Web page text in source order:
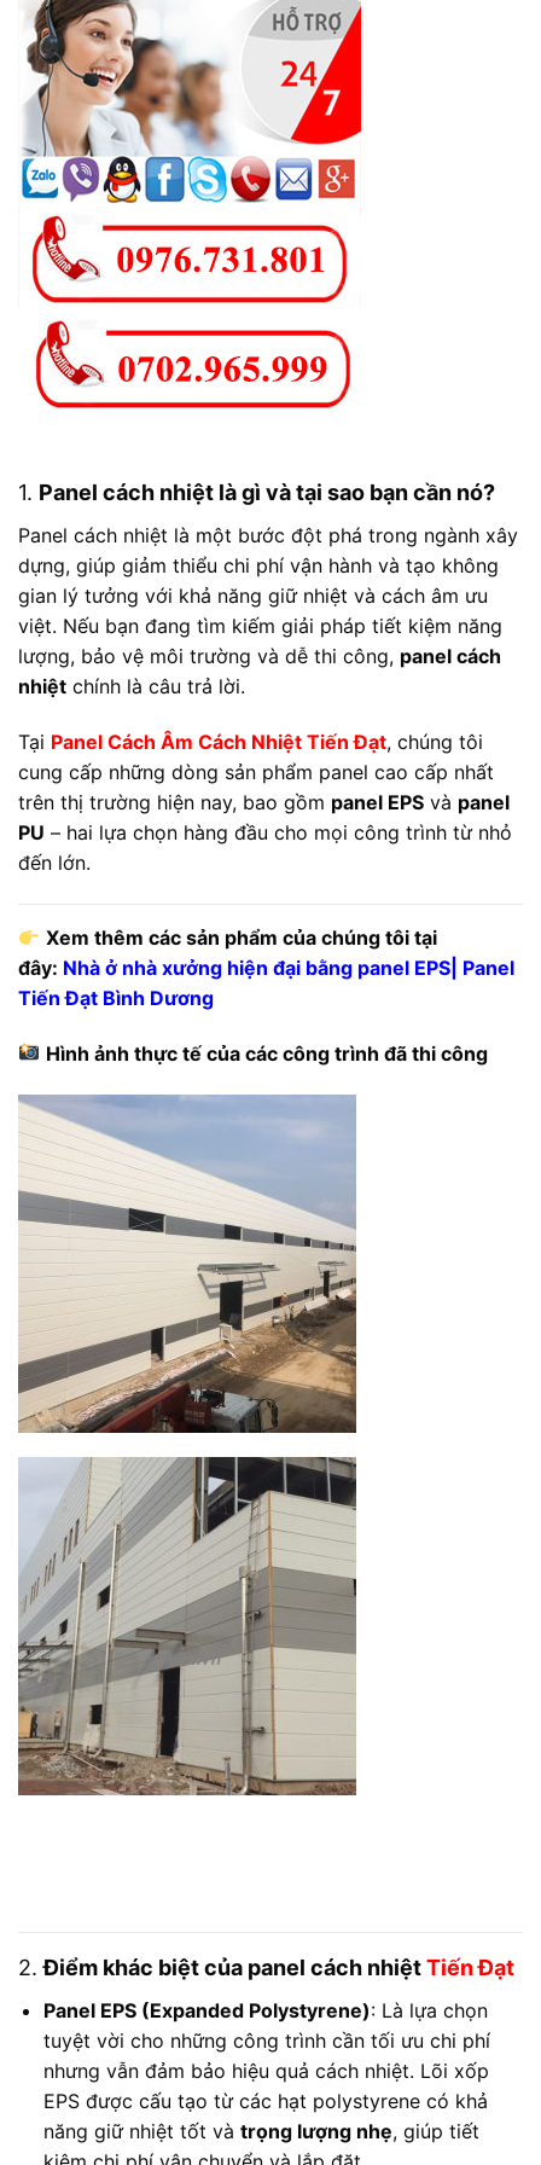
1. Panel cách nhiệt là gì và tại sao bạn cần nó?
Panel cách nhiệt là một bước đột phá trong ngành xây
dựng, giúp giảm thiểu chi phí vận hành và tạo không
gian lý tưởng với khả năng giữ nhiệt và cách âm ưu
việt. Nếu bạn đang tìm kiếm giải pháp tiết kiệm năng
lượng, bảo vệ môi trường và dễ thi công, panel cách
nhiệt chính là câu trả lời.
Tại Panel Cách Âm Cách Nhiệt Tiến Đạt, chúng tôi
cung cấp những dòng sản phẩm panel cao cấp nhất
trên thị trường hiện nay, bao gồm panel EPS và panel
PU – hai lựa chọn hàng đầu cho mọi công trình từ nhỏ
đến lớn.
Xem thêm các sản phẩm của chúng tôi tại
đây: Nhà ở nhà xưởng hiện đại bằng panel EPS| Panel
Tiến Đạt Bình Dương
Hình ảnh thực tế của các công trình đã thi công
2.Điểm khác biệt của panel cách nhiệtTiến Đạt
Panel EPS (Expanded Polystyrene): Là lựa chọn
tuyệt vời cho những công trình cần tối ưu chi phí
nhưng vẫn đảm bảo hiệu quả cách nhiệt. Lõi xốp
EPS được cấu tạo từ các hạt polystyrene có khả
năng giữ nhiệt tốt và trọng lượng nhẹ, giúp tiết